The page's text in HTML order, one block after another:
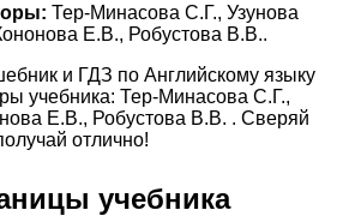
Тер-Минасова С.Г., Узунова
Е.В., Робустова В.В..
и ГДЗ по Английскому языку
учебника: Тер-Минасова С.Г.,
Е.В., Робустова В.В. . Сверяй
отлично!
учебника